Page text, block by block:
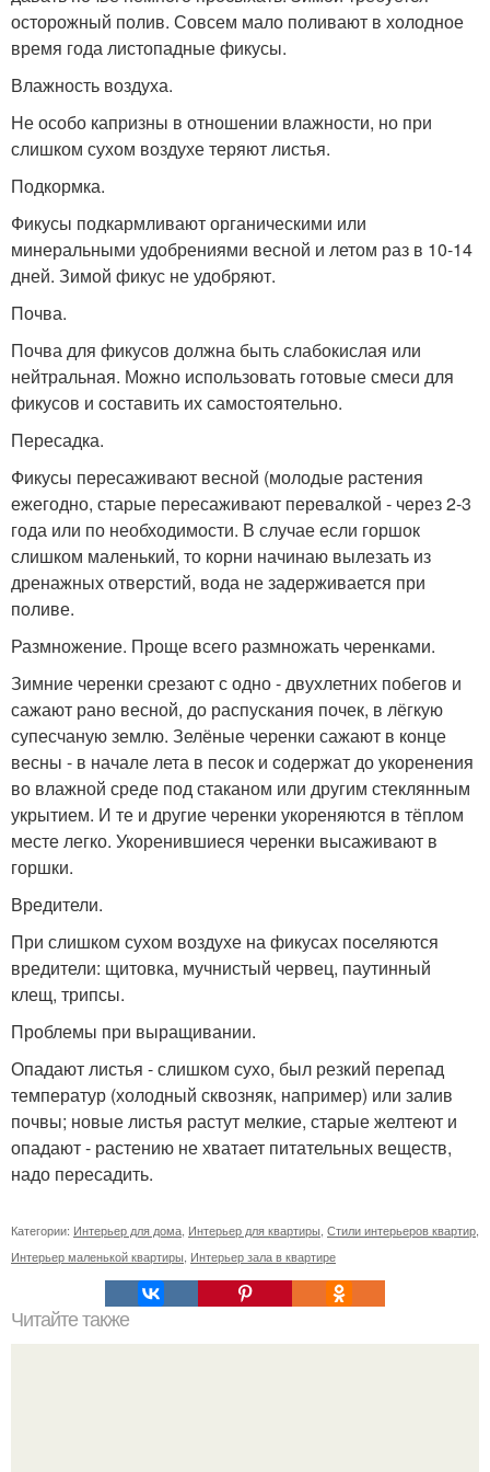
осторожный полив. Совсем мало поливают в холодное
время года листопадные фикусы.
Влажность воздуха.
Не особо капризны в отношении влажности, но при
слишком сухом воздухе теряют листья.
Подкормка.
Фикусы подкармливают органическими или
минеральными удобрениями весной и летом раз в 10-14
дней. Зимой фикус не удобряют.
Почва.
Почва для фикусов должна быть слабокислая или
нейтральная. Можно использовать готовые смеси для
фикусов и составить их самостоятельно.
Пересадка.
Фикусы пересаживают весной (молодые растения
ежегодно, старые пересаживают перевалкой - через 2-3
года или по необходимости. В случае если горшок
слишком маленький, то корни начинаю вылезать из
дренажных отверстий, вода не задерживается при
поливе.
Размножение. Проще всего размножать черенками.
Зимние черенки срезают с одно - двухлетних побегов и
сажают рано весной, до распускания почек, в лёгкую
супесчаную землю. Зелёные черенки сажают в конце
весны - в начале лета в песок и содержат до укоренения
во влажной среде под стаканом или другим стеклянным
укрытием. И те и другие черенки укореняются в тёплом
месте легко. Укоренившиеся черенки высаживают в
горшки.
Вредители.
При слишком сухом воздухе на фикусах поселяются
вредители: щитовка, мучнистый червец, паутинный
клещ, трипсы.
Проблемы при выращивании.
Опадают листья - слишком сухо, был резкий перепад
температур (холодный сквозняк, например) или залив
почвы; новые листья растут мелкие, старые желтеют и
опадают - растению не хватает питательных веществ,
надо пересадить.
Категории: Интерьер для дома Интерьер для квартиры Стили интерьеров квартир
Интерьер маленькой квартиры Интерьер зала в квартире
Читайте также